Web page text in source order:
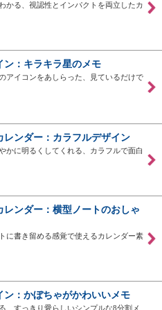
かる、視認性とインパクトを両立したカ
ン：キラキラ星のメモ
アイコンをあしらった、見ているだけで
レンダー：カラフルデザイン
かに明るくしてくれる、カラフルで面白
レンダー：横型ノートのおしゃ
に書き留める感覚で使えるカレンダー素
ン：かぼちゃがかわいいメモ
、すっきり愛らしいシンプルな8分割メ